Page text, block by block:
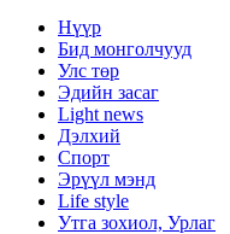
Нүүр
Бид монголчууд
Улс төр
Эдийн засаг
Light news
Дэлхий
Спорт
Эрүүл мэнд
Life style
Утга зохиол, Урлаг